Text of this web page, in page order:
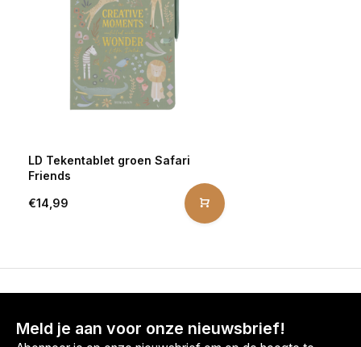
LD Tekentablet groen Safari
Friends
€14,99
Meld je aan voor onze nieuwsbrief!